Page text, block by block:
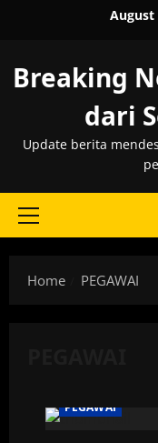
August
Breaking
dari
Update berita
Primary
Home PEGAWAI
PEGAWAI